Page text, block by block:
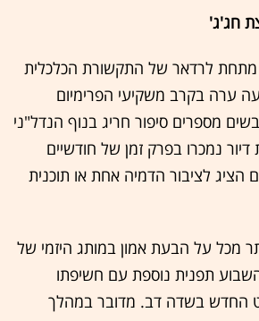
חג'ג'
מתחת לרדאר של התקשורת הכלכלית
ערה בקרב משקיעי הפרימיום
מספרים סיפור חריג בנוף הנדל"ני
175 יחידות דיור נמכרו בפרק זמן של חודשיים
לציבור הדמיה אחת או תוכנית
מכל על הבעת אמון במותג היזמי של
תפנית נוספת עם חשיפתו
החדש בשדה דב. מדובר במהלך